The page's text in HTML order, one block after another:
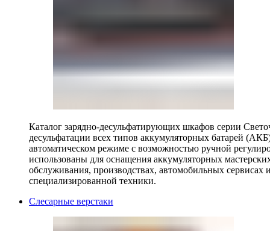
Каталог зарядно-десульфатирующих шкафов серии
десульфатации всех типов аккумуляторных батарей
автоматическом режиме с возможностью ручной
использованы для оснащения аккумуляторных
обслуживания, производствах, автомобильных
специализированной техники.
Слесарные верстаки